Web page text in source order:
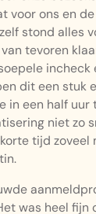
voor ons en
stond alles
tevoren
incheck
dit een stuk
in een half
niet zo
tijd zoveel
was heel fijn